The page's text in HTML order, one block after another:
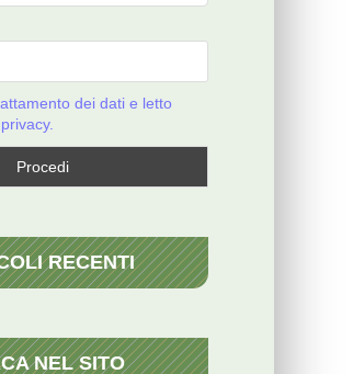
dei dati e letto
RECENTI
NEL SITO